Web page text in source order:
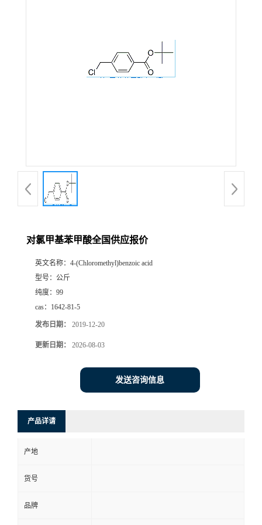
对氯甲基苯甲酸全国供应报价
英文名称： 4-(Chloromethyl)benzoic acid
型号： 公斤
纯度： 99
cas： 1642-81-5
发布日期： 2019-12-20
更新日期： 2026-08-03
发送咨询信息
产品详请
产地
货号
品牌